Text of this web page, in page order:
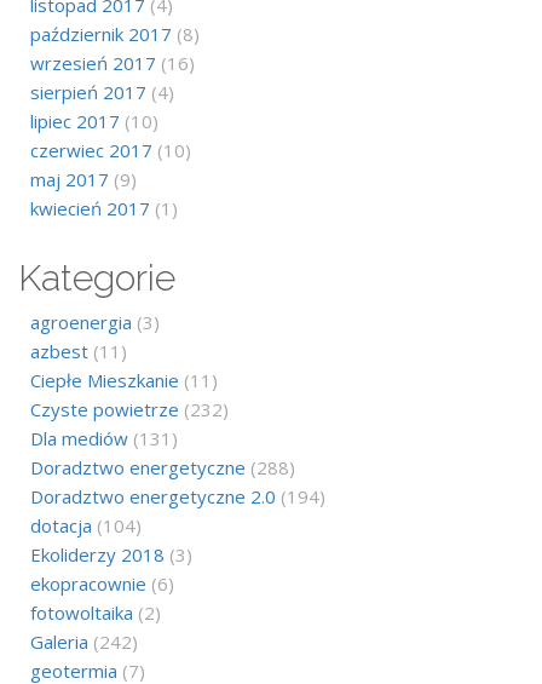
listopad 2017 (4)
październik 2017 (8)
wrzesień 2017 (16)
sierpień 2017 (4)
lipiec 2017 (10)
czerwiec 2017 (10)
maj 2017 (9)
kwiecień 2017 (1)
Kategorie
agroenergia (3)
azbest (11)
Ciepłe Mieszkanie (11)
Czyste powietrze (232)
Dla mediów (131)
Doradztwo energetyczne (288)
Doradztwo energetyczne 2.0 (194)
dotacja (104)
Ekoliderzy 2018 (3)
ekopracownie (6)
fotowoltaika (2)
Galeria (242)
geotermia (7)